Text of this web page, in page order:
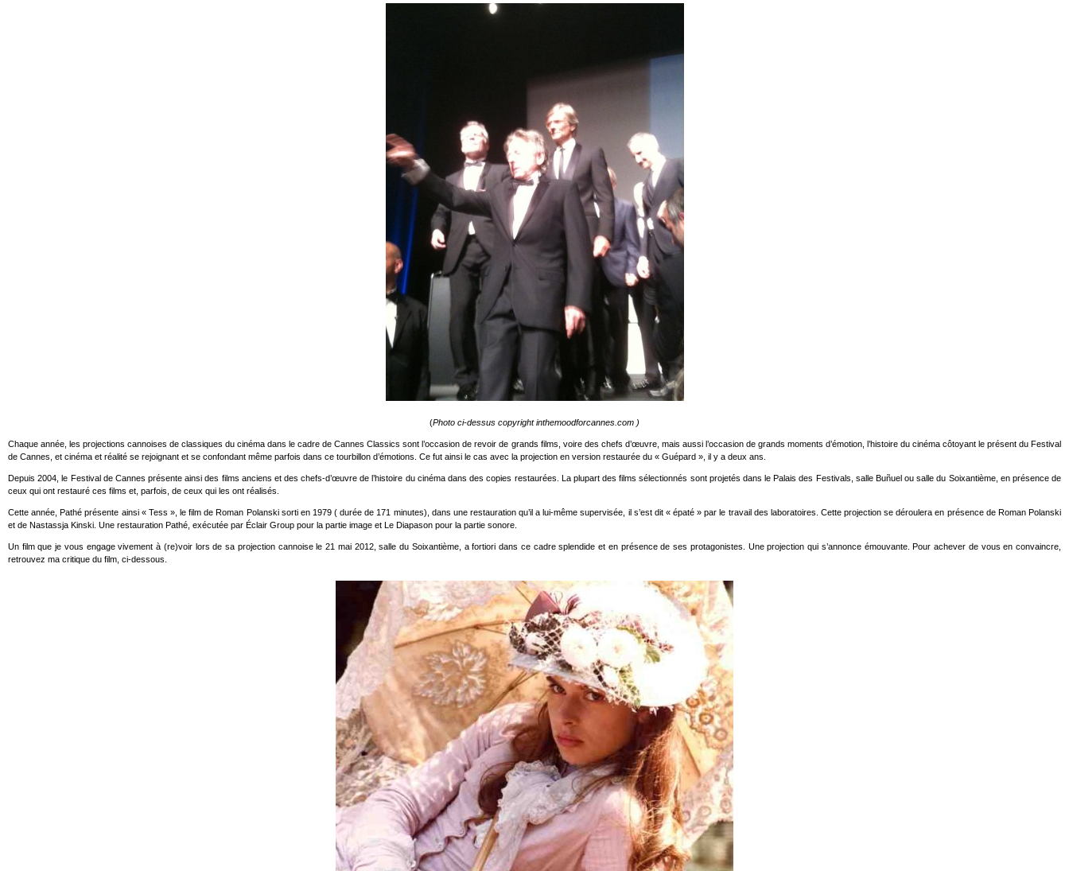
(Photo ci-dessus copyright inthemoodforcannes.com )
Chaque année, les projections cannoises de classiques du cinéma dans le cadre de Cannes Classics sont l’occasion de revoir de grands films, voire des chefs d’œuvre, mais aussi l’occasion de grands moments d’émotion, l’histoire du cinéma côtoyant le présent du Festival
de Cannes, et cinéma et réalité se rejoignant et se confondant même parfois dans ce tourbillon d’émotions. Ce fut ainsi le cas avec la projection en version restaurée du « Guépard », il y a deux ans.
Depuis 2004, le Festival de Cannes présente ainsi des films anciens et des chefs-d’œuvre de l’histoire du cinéma dans des copies restaurées. La plupart des films sélectionnés sont projetés dans le Palais des Festivals, salle Buñuel ou salle du Soixantième, en présence de
ceux qui ont restauré ces films et, parfois, de ceux qui les ont réalisés.
Cette année, Pathé présente ainsi « Tess », le film de Roman Polanski sorti en 1979 ( durée de 171 minutes), dans une restauration qu’il a lui-même supervisée, il s’est dit « épaté » par le travail des laboratoires. Cette projection se déroulera en présence de Roman Polanski
et de Nastassja Kinski. Une restauration Pathé, exécutée par Éclair Group pour la partie image et Le Diapason pour la partie sonore.
Un film que je vous engage vivement à (re)voir lors de sa projection cannoise le 21 mai 2012, salle du Soixantième, a fortiori dans ce cadre splendide et en présence de ses protagonistes. Une projection qui s’annonce émouvante. Pour achever de vous en convaincre,
retrouvez ma critique du film, ci-dessous.